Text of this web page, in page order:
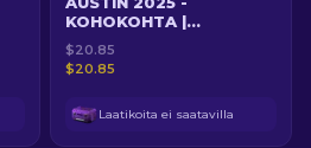
KOHOKOHTA |
TUPLATAPPO
TORZSILLE INFERNOLLA
$20.85
$20.85
Laatikoita ei saatavilla